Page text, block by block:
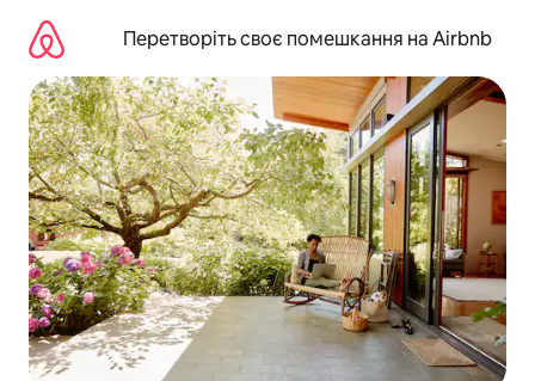
вмісту
Перетворіть своє помешкання на Airbnb